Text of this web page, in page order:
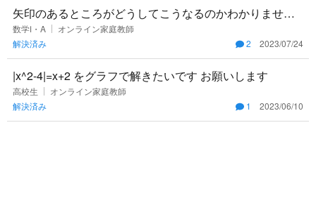
矢印のあるところがどうしてこうなるのかわかりません
どなたかよろしくお願いします
数学Ⅰ・A
オンライン家庭教師
解決済み
2 2023/07/24
|x^2-4|=x+2 をグラフで解きたいです お願いします
高校生
オンライン家庭教師
解決済み
1 2023/06/10